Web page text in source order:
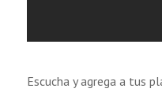
Escucha y agrega a tus